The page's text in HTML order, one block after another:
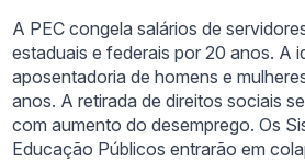
A PEC congela salários de
estaduais e federais por 20 anos. A
aposentadoria de homens e
anos. A retirada de direitos sociais
com aumento do desemprego. Os
Educação Públicos entrarão em